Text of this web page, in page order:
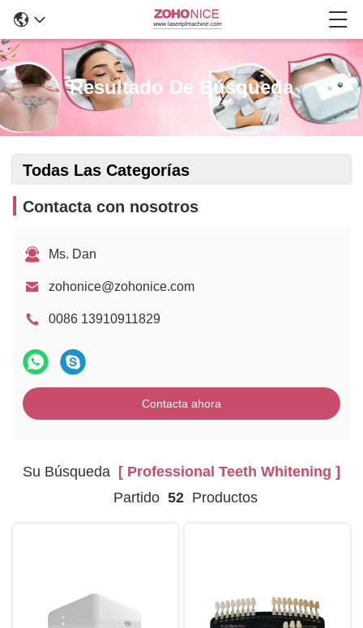
Resultado De Búsqueda
Todas Las Categorías
Contacta con nosotros
Ms. Dan
zohonice@zohonice.com
0086 13910911829
Contacta ahora
Su Búsqueda [ Professional Teeth Whitening ]
Partido 52 Productos